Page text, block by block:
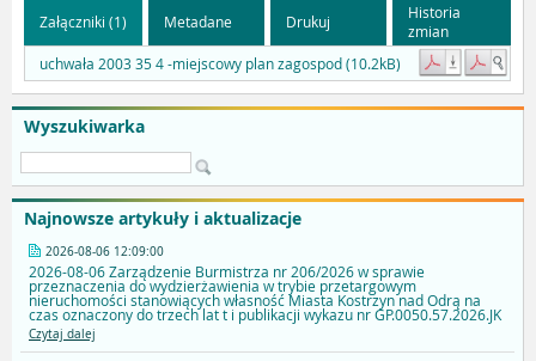
Wyszukiwarka
Najnowsze artykuły i aktualizacje
2026-08-06 12:09:00
2026-08-06 Zarządzenie Burmistrza nr 206/2026 w sprawie
przeznaczenia do wydzierżawienia w trybie przetargowym
nieruchomości stanowiących własność Miasta Kostrzyn nad Odrą na
czas oznaczony do trzech lat t i publikacji wykazu nr GP.0050.57.2026.JK
Czytaj dalej
Załączniki (1) Metadane Drukuj
Historia
zmian
uchwała 2003 35 4 -miejscowy plan zagospod (10.2kB)